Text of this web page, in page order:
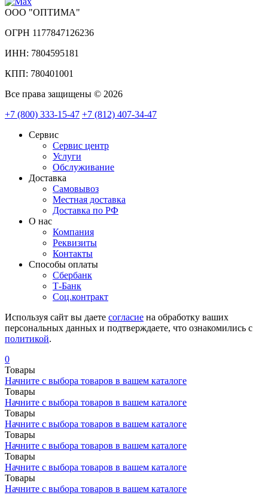
ООО "ОПТИМА"
ОГРН 1177847126236
ИНН: 7804595181
КПП: 780401001
Все права защищены © 2026
+7 (800) 333-15-47 +7 (812) 407-34-47
Сервис
Сервис центр
Услуги
Обслуживание
Доставка
Самовывоз
Местная доставка
Доставка по РФ
О нас
Компания
Реквизиты
Контакты
Cпособы оплаты
Сбербанк
Т-Банк
Соц.контракт
Используя сайт вы даете согласие на обработку ваших
персональных данных и подтверждаете, что ознакомились с
политикой.
0
Товары
Начните с выбора товаров в вашем каталоге
Товары
Начните с выбора товаров в вашем каталоге
Товары
Начните с выбора товаров в вашем каталоге
Товары
Начните с выбора товаров в вашем каталоге
Товары
Начните с выбора товаров в вашем каталоге
Товары
Начните с выбора товаров в вашем каталоге